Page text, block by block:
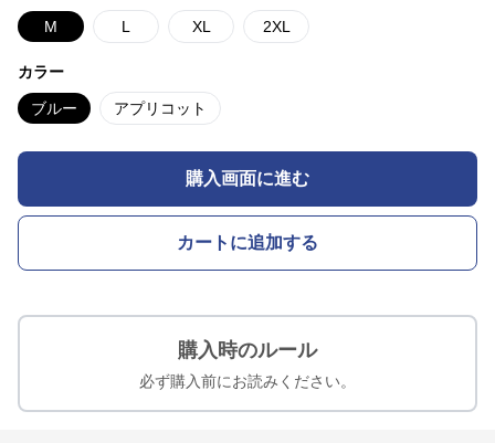
M L XL 2XL
カラー
ブルー アプリコット
購入画面に進む
カートに追加する
購入時のルール
必ず購入前にお読みください。